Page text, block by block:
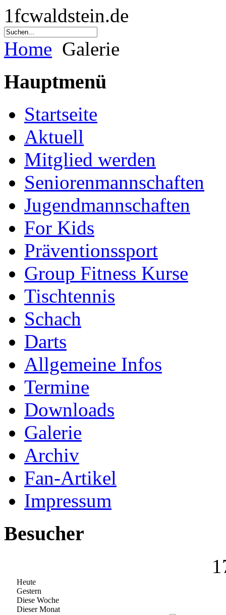
1fcwaldstein.de
Home Galerie
Hauptmenü
Startseite
Aktuell
Mitglied werden
Seniorenmannschaften
Jugendmannschaften
For Kids
Präventionssport
Group Fitness Kurse
Tischtennis
Schach
Darts
Allgemeine Infos
Termine
Downloads
Galerie
Archiv
Fan-Artikel
Impressum
Besucher
Heute
Gestern
Diese Woche
Dieser Monat